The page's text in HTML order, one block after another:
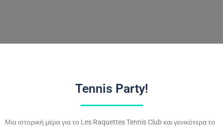
Tennis Party!
Μια ιστορική μέρα για το Les Raquettes Tennis Club και γενικότερα το